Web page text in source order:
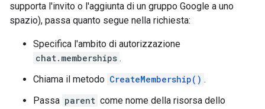
supporta l'invito o l'aggiunta di un gruppo Google a uno
spazio), passa quanto segue nella richiesta:
Specifica l'ambito di autorizzazione
chat.memberships .
Chiama il metodo CreateMembership() .
Passa parent come nome della risorsa dello